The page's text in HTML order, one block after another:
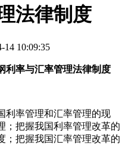
法律制度
14 10:09:35
利率与汇率管理法律制度
率管理和汇率管理的现
；把握我国利率管理改革的
；把握我国汇率管理改革的